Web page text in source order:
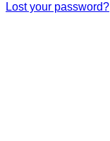
Lost your password?